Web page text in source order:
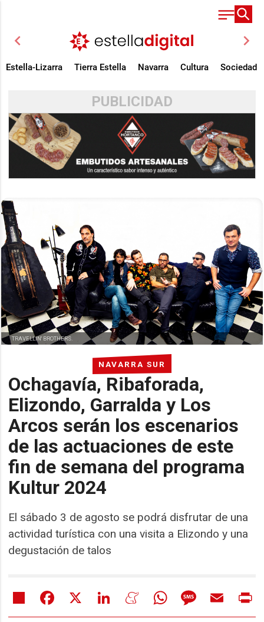
chevron_left chevron_right
Estella-Lizarra Tierra Estella Navarra Cultura Sociedad
PUBLICIDAD
NAVARRA SUR
Ochagavía, Ribaforada,
Elizondo, Garralda y Los
Arcos serán los escenarios
de las actuaciones de este
fin de semana del programa
Kultur 2024
El sábado 3 de agosto se podrá disfrutar de una
actividad turística con una visita a Elizondo y una
degustación de talos
TRAVELLIN' BROTHERS.
Share Facebook LinkedIn MeneameWhatsAppMessageEmail